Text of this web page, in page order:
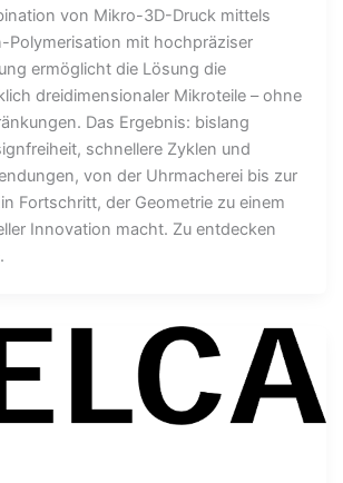
von Mikro-3D-Druck mittels
Polymerisation mit hochpräziser
ermöglicht die Lösung die
dreidimensionaler Mikroteile – ohne
Das Ergebnis: bislang
schnellere Zyklen und
von der Uhrmacherei bis zur
Fortschritt, der Geometrie zu einem
Innovation macht. Zu entdecken